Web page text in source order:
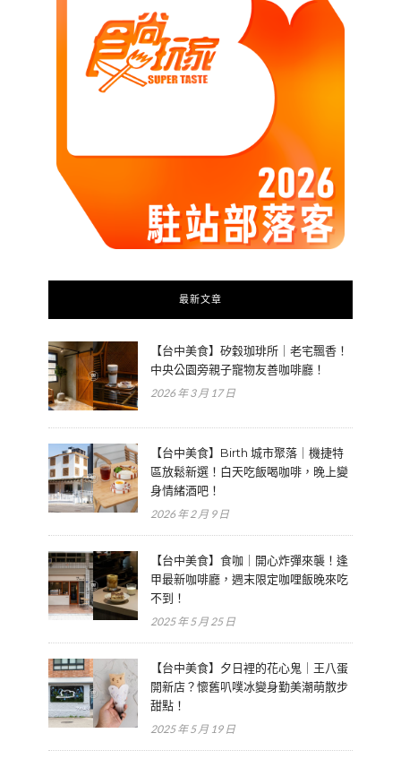
最新文章
【台中美食】矽穀珈琲所｜老宅飄香！
中央公園旁親子寵物友善咖啡廳！
2026 年 3 月 17 日
【台中美食】Birth 城市聚落｜機捷特
區放鬆新選！白天吃飯喝咖啡，晚上變
身情緒酒吧！
2026 年 2 月 9 日
【台中美食】食咖｜開心炸彈來襲！逢
甲最新咖啡廳，週末限定咖哩飯晚來吃
不到！
2025 年 5 月 25 日
【台中美食】夕日裡的花心鬼｜王八蛋
開新店？懷舊叭噗冰變身勤美潮萌散步
甜點！
2025 年 5 月 19 日